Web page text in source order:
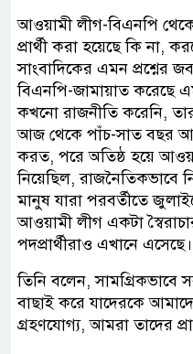
আওয়ামী লীগ-বিএনপি
প্রার্থী করা হয়েছে কি না,
সাংবাদিকের এমন প্রশ্নের
বিএনপি-জামায়াত করেছে
কখনো রাজনীতি করেনি,
আজ থেকে পাঁচ-সাত বছর
করত, পরে অতিষ্ঠ হয়ে
নিয়েছিল, রাজনৈতিকভাবে
মানুষ যারা পরবর্তীতে
আওয়ামী লীগ একটা
পদপ্রার্থীরাও এখানে এসেছে।
তিনি বলেন, সামগ্রিকভাবে
বাছাই করে যাদেরকে
গ্রহণযোগ্য, আমরা তাদের